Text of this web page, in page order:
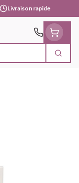
Livraison rapide